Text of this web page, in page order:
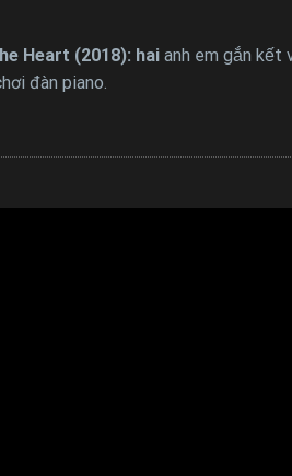
Heart (2018): hai anh em gắn kết
đàn piano.